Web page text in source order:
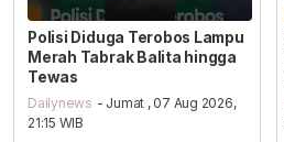
Polisi Diduga Terobos Lampu
Merah Tabrak Balita hingga
Tewas
Dailynews - Jumat , 07 Aug 2026,
21:15 WIB